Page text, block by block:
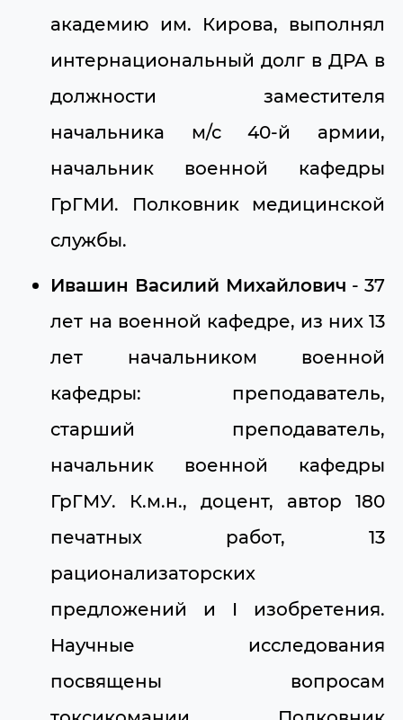
академию им. Кирова, выполнял
интернациональный долг в ДРА в
должности заместителя
начальника м/с 40-й армии,
начальник военной кафедры
ГрГМИ. Полковник медицинской
службы.
Ивашин Василий Михайлович - 37
лет на военной кафедре, из них 13
лет начальником военной
кафедры: преподаватель,
старший преподаватель,
начальник военной кафедры
ГрГМУ. К.м.н., доцент, автор 180
печатных работ, 13
рационализаторских
предложений и I изобретения.
Научные исследования
посвящены вопросам